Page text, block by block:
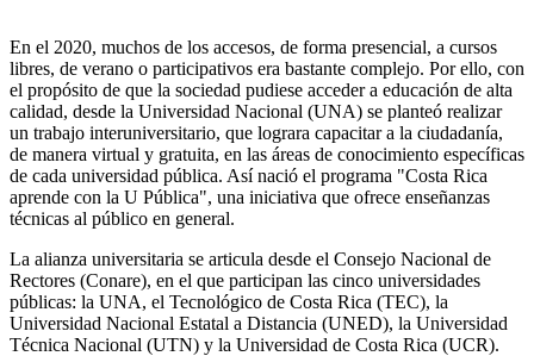
En el 2020, muchos de los accesos, de forma presencial, a cursos
libres, de verano o participativos era bastante complejo. Por ello, con
el propósito de que la sociedad pudiese acceder a educación de alta
calidad, desde la Universidad Nacional (UNA) se planteó realizar
un trabajo interuniversitario, que lograra capacitar a la ciudadanía,
de manera virtual y gratuita, en las áreas de conocimiento específicas
de cada universidad pública. Así nació el programa "Costa Rica
aprende con la U Pública", una iniciativa que ofrece enseñanzas
técnicas al público en general.
La alianza universitaria se articula desde el Consejo Nacional de
Rectores (Conare), en el que participan las cinco universidades
públicas: la UNA, el Tecnológico de Costa Rica (TEC), la
Universidad Nacional Estatal a Distancia (UNED), la Universidad
Técnica Nacional (UTN) y la Universidad de Costa Rica (UCR).